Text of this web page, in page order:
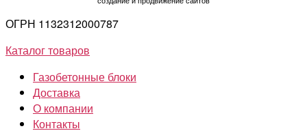
ОГРН 1132312000787
Каталог товаров
Газобетонные блоки
Доставка
О компании
Контакты